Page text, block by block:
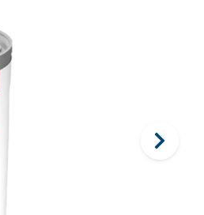
à déjections et
afficher
Matériel
respiratoires,
de gorge et toux
gastro-
afficher